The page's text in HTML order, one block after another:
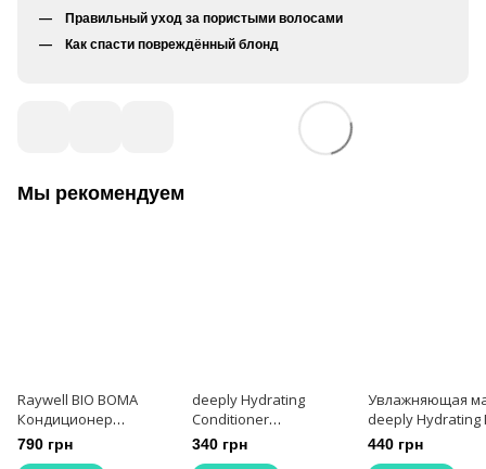
Правильный уход за пористыми волосами
Как спасти повреждённый блонд
Мы рекомендуем
Raywell BIO BOMA
Кондиционер
разглаживающий 250
790 грн
deeply Hydrating
Conditioner
Увлажняющий
кондиционер 250 мл
340 грн
Увлажняющая
deeply Hydrating
300 мл
440 грн